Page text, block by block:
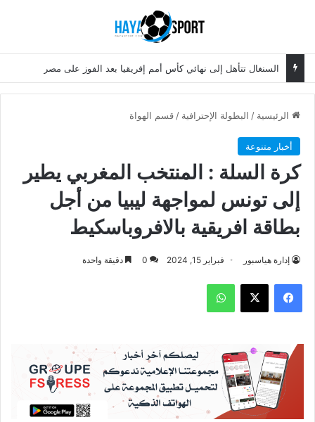
السنغال تتأهل إلى نهائي كأس أمم إفريقيا بعد الفوز على مصر
الرئيسية / البطولة الإحترافية / قسم الهواة
أخبار متنوعة
كرة السلة : المنتخب المغربي يطير
إلى تونس لمواجهة ليبيا من أجل
بطاقة افريقية بالافروباسكيط
إدارة هياسبور فبراير 15, 2024 0 دقيقة واحدة
فيسبوك ‫X واتساب